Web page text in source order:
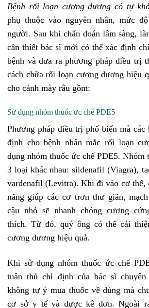
Bệnh rối loạn cương dương có tự
phụ thuộc vào nguyên nhân, mức
người. Sau khi chẩn đoán lâm sàng,
cần thiết bác sĩ mới có thể xác định
bệnh và đưa ra phương pháp điều trị
cách chữa rối loạn cương dương hiệu
cho cánh mày râu gồm:
Sử dụng nhóm thuốc ức chế PDE5
Phương pháp điều trị phổ biến mà
định cho bệnh nhân mắc rối loạn
dụng nhóm thuốc ức chế PDE5. Nhóm
3 loại khác nhau: sildenafil (Viagra),
vardenafil (Levitra). Khi đi vào cơ thể,
năng giúp các cơ trơn thư giãn,
cậu nhỏ sẽ nhanh chóng cương
thích. Từ đó, quý ông có thể cải
cương dương hiệu quả.
Khi sử dụng nhóm thuốc ức chế
tuân thủ chỉ định của bác sĩ
không tự ý mua thuốc về dùng mà
cơ sở y tế và được kê đơn. Ngoài